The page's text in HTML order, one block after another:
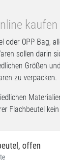
kaufen
oder OPP Bag,
sollen darin
Größen
zu verpacken.
Flachbeutel
offen